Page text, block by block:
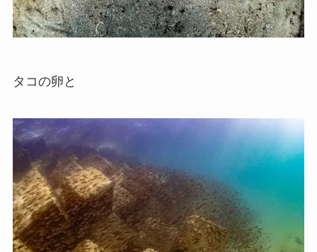
タコの卵と